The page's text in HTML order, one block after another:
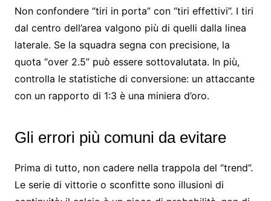
Non confondere “tiri in porta” con “tiri effettivi”. I tiri
dal centro dell’area valgono più di quelli dalla linea
laterale. Se la squadra segna con precisione, la
quota “over 2.5” può essere sottovalutata. In più,
controlla le statistiche di conversione: un attaccante
con un rapporto di 1:3 è una miniera d’oro.
Gli errori più comuni da evitare
Prima di tutto, non cadere nella trappola del “trend”.
Le serie di vittorie o sconfitte sono illusioni di